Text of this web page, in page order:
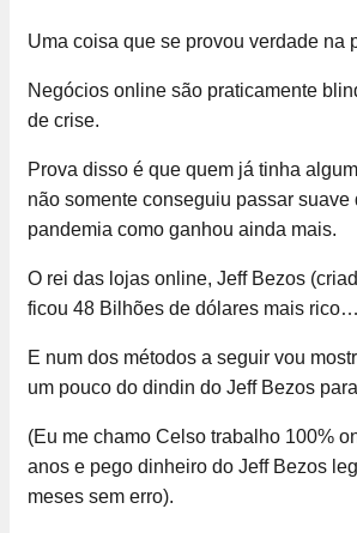
Uma coisa que se provou verdade na
Negócios online são praticamente
de crise.
Prova disso é que quem já tinha
não somente conseguiu passar suave
pandemia como ganhou ainda mais.
O rei das lojas online, Jeff Bezos
ficou 48 Bilhões de dólares mais rico…
E num dos métodos a seguir vou
um pouco do dindin do Jeff Bezos
(Eu me chamo Celso trabalho 100%
anos e pego dinheiro do Jeff Bezos
meses sem erro).